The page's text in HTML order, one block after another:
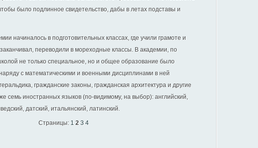
было подлинное свидетельство, дабы в летах подставы и
начиналось в подготовительных классах, где учили грамоте и
переводили в мореходные классы. В академии, по
не только специальное, но и общее образование было
с математическими и военными дисциплинами в ней
гражданские законы, гражданская архитектура и другие
семь иностранных языков (по-видимому, на выбор): английский,
датский, итальянский, латинский.
Страницы: 1 2 3 4